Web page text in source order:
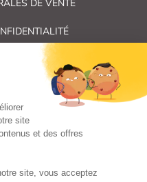
DE VENTE
Izyx Systems ©|
porte : serrure électrique,